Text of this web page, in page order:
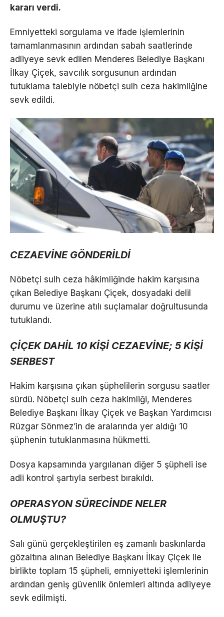
kararı verdi.
Emniyetteki sorgulama ve ifade işlemlerinin
tamamlanmasının ardından sabah saatlerinde
adliyeye sevk edilen Menderes Belediye Başkanı
İlkay Çiçek, savcılık sorgusunun ardından
tutuklama talebiyle nöbetçi sulh ceza hakimliğine
sevk edildi.
CEZAEVİNE GÖNDERİLDİ
Nöbetçi sulh ceza hâkimliğinde hakim karşısına
çıkan Belediye Başkanı Çiçek, dosyadaki delil
durumu ve üzerine atılı suçlamalar doğrultusunda
tutuklandı.
ÇİÇEK DAHİL 10 KİŞİ CEZAEVİNE; 5 KİŞİ
SERBEST
Hakim karşısına çıkan şüphelilerin sorgusu saatler
sürdü. Nöbetçi sulh ceza hakimliği, Menderes
Belediye Başkanı İlkay Çiçek ve Başkan Yardımcısı
Rüzgar Sönmez’in de aralarında yer aldığı 10
şüphenin tutuklanmasına hükmetti.
Dosya kapsamında yargılanan diğer 5 şüpheli ise
adli kontrol şartıyla serbest bırakıldı.
OPERASYON SÜRECİNDE NELER
OLMUŞTU?
Salı günü gerçekleştirilen eş zamanlı baskınlarda
gözaltına alınan Belediye Başkanı İlkay Çiçek ile
birlikte toplam 15 şüpheli, emniyetteki işlemlerinin
ardından geniş güvenlik önlemleri altında adliyeye
sevk edilmişti.